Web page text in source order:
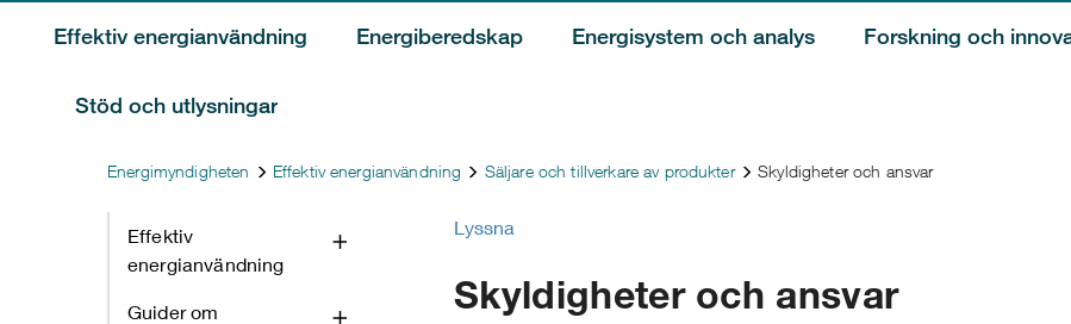
Effektiv energianvändning Energiberedskap Energisystem och analys Forskning och
Stöd och utlysningar
Energimyndigheten Effektiv energianvändning Säljare och tillverkare av produkter Skyldigheter och ansvar
Effektiv
energianvändning
Guider om
Lyssna
Skyldigheter och ansvar